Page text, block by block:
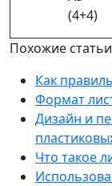
(4+4)
Похожие статьи
Как
Формат
Дизайн и
Что такое